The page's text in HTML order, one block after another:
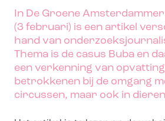
In De Groene
(3 februari) is een artikel
hand van
Thema is de casus Buba en
een verkenning van
betrokkenen bij de omgang
circussen, maar ook in